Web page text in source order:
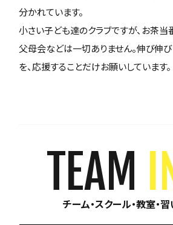
分かれています。
小さい子ども達のクラブですが、お茶当
父母会などは一切ありません。伸び伸
を、応援することだけお願いしています。
TEAM
チーム・スクール・教室・